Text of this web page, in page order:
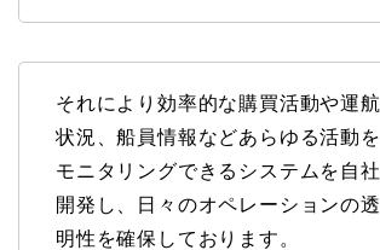
それにより効率的な購買活動や運航
状況、船員情報などあらゆる活動を
モニタリングできるシステムを自社
開発し、日々のオペレーションの透
明性を確保しております。